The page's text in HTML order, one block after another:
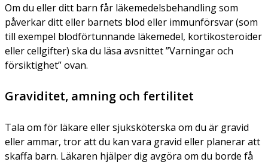
Om du eller ditt barn får läkemedelsbehandling som
påverkar ditt eller barnets blod eller immunförsvar (som
till exempel blodförtunnande läkemedel, kortikosteroider
eller cellgifter) ska du läsa avsnittet ”Varningar och
försiktighet” ovan.
Graviditet, amning och fertilitet
Tala om för läkare eller sjuksköterska om du är gravid
eller ammar, tror att du kan vara gravid eller planerar att
skaffa barn. Läkaren hjälper dig avgöra om du borde få